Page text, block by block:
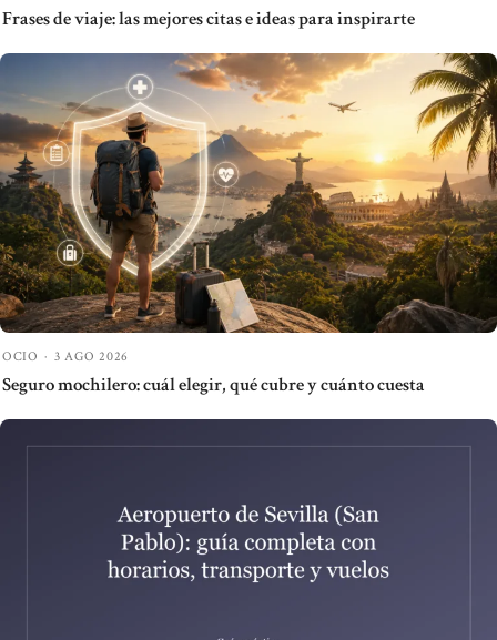
Frases de viaje: las mejores citas e ideas para inspirarte
OCIO · 3 AGO 2026
Seguro mochilero: cuál elegir, qué cubre y cuánto cuesta